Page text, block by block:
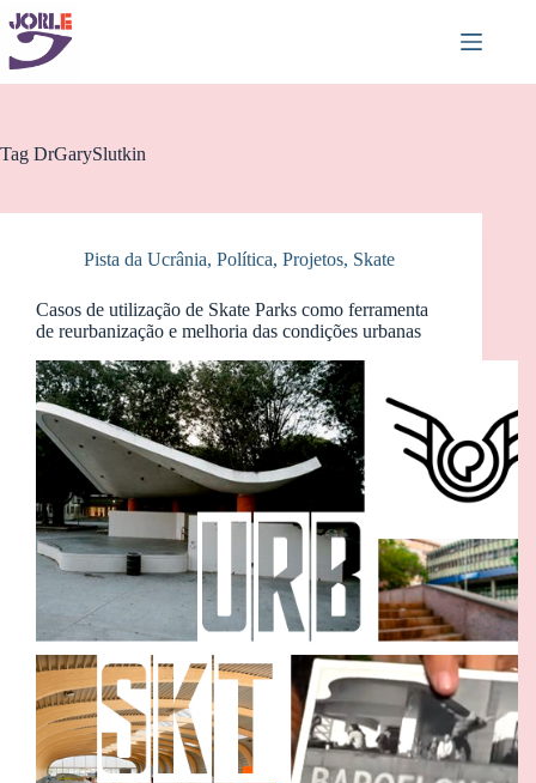
Pular
para
conteúdo
Tag DrGarySlutkin
Pista da Ucrânia, Política, Projetos, Skate
Casos de utilização de Skate Parks como ferramenta
de reurbanização e melhoria das condições urbanas